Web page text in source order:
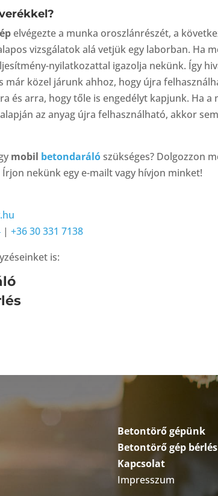
elvégezte a munka oroszlánrészét, a
vizsgálatok alá vetjük egy laborban. Ha
nyilatkozattal igazolja nekünk. Így
már közel járunk ahhoz, hogy újra
és arra, hogy tőle is engedélyt kapjunk. Ha a
az anyag újra felhasználható, akkor
mobil betondarálószükséges? Dolgozzon
nekünk egy e-mailt vagy hívjon minket!
|+36 30 331 7138
is:
Betontörő gépünk
Betontörő gép
Kapcsolat
Impresszum